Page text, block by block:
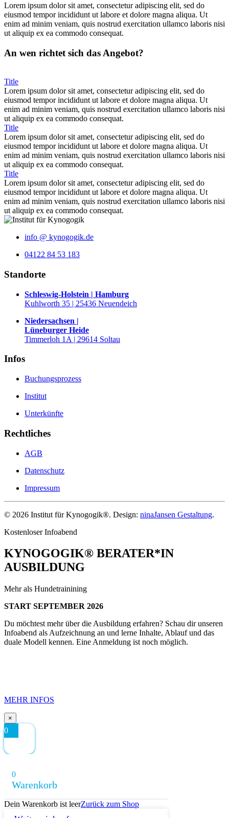
Lorem ipsum dolor sit amet, consectetur adipiscing elit, sed do
eiusmod tempor incididunt ut labore et dolore magna aliqua. Ut
enim ad minim veniam, quis nostrud exercitation ullamco laboris nisi
ut aliquip ex ea commodo consequat.
An wen richtet sich das Angebot?
Title
Lorem ipsum dolor sit amet, consectetur adipiscing elit, sed do
eiusmod tempor incididunt ut labore et dolore magna aliqua. Ut
enim ad minim veniam, quis nostrud exercitation ullamco laboris nisi
ut aliquip ex ea commodo consequat.
Title
Lorem ipsum dolor sit amet, consectetur adipiscing elit, sed do
eiusmod tempor incididunt ut labore et dolore magna aliqua. Ut
enim ad minim veniam, quis nostrud exercitation ullamco laboris nisi
ut aliquip ex ea commodo consequat.
Title
Lorem ipsum dolor sit amet, consectetur adipiscing elit, sed do
eiusmod tempor incididunt ut labore et dolore magna aliqua. Ut
enim ad minim veniam, quis nostrud exercitation ullamco laboris nisi
ut aliquip ex ea commodo consequat.
info @ kynogogik.de
04122 84 53 183
Standorte
Schleswig-Holstein | Hamburg
Kuhlworth 35 | 25436 Neuendeich
Niedersachsen |
Lüneburger Heide
Timmerloh 1A | 29614 Soltau
Infos
Buchungsprozess
Institut
Unterkünfte
Rechtliches
AGB
Datenschutz
Impressum
© 2026 Institut für Kynogogik®. Design: ninaJansen Gestaltung.
Kostenloser Infoabend
KYNOGOGIK® BERATER*IN
AUSBILDUNG
Mehr als Hundetrainining
START SEPTEMBER 2026
Du möchtest mehr über die Ausbildung erfahren? Schau dir unseren
Infoabend als Aufzeichnung an und lerne Inhalte, Ablauf und das
duale Modell kennen. Eine Anmeldung ist noch möglich.
MEHR INFOS
×
0
0
Warenkorb
Dein Warenkorb ist leerZurück zum Shop